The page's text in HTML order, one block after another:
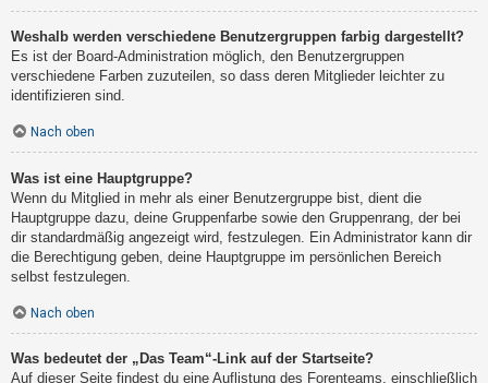
Weshalb werden verschiedene Benutzergruppen farbig dargestellt?
Es ist der Board-Administration möglich, den Benutzergruppen
verschiedene Farben zuzuteilen, so dass deren Mitglieder leichter zu
identifizieren sind.
Nach oben
Was ist eine Hauptgruppe?
Wenn du Mitglied in mehr als einer Benutzergruppe bist, dient die
Hauptgruppe dazu, deine Gruppenfarbe sowie den Gruppenrang, der bei
dir standardmäßig angezeigt wird, festzulegen. Ein Administrator kann dir
die Berechtigung geben, deine Hauptgruppe im persönlichen Bereich
selbst festzulegen.
Nach oben
Was bedeutet der „Das Team“-Link auf der Startseite?
Auf dieser Seite findest du eine Auflistung des Forenteams, einschließlich